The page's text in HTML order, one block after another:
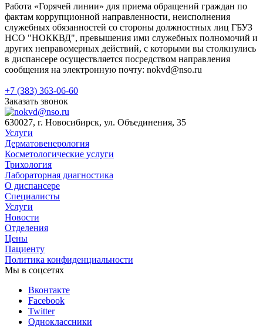
Работа «Горячей линии» для приема обращений граждан по
фактам коррупционной направленности, неисполнения
служебных обязанностей со стороны должностных лиц ГБУЗ
НСО "НОККВД", превышения ими служебных полномочий и
других неправомерных действий, с которыми вы столкнулись
в диспансере осуществляется посредством направления
сообщения на электронную почту: nokvd@nso.ru
+7 (383) 363-06-60
Заказать звонок
630027, г. Новосибирск, ул. Объединения, 35
Услуги
Дерматовенерология
Косметологические услуги
Трихология
Лабораторная диагностика
О диспансере
Специалисты
Услуги
Новости
Отделения
Цены
Пациенту
Политика конфиденциальности
Мы в соцсетях
Вконтакте
Facebook
Twitter
Одноклассники